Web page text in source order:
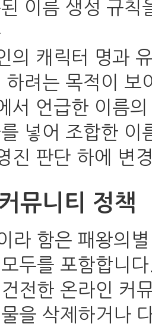
이름 생성 규칙
의 캐릭터 명과
하려는 목적이 보
서 언급한 이름
넣어 조합한 이
진 판단 하에 변
뮤니티 정책
라 함은 패왕의
두를 포함합니
전한 온라인 커
을 삭제하거나